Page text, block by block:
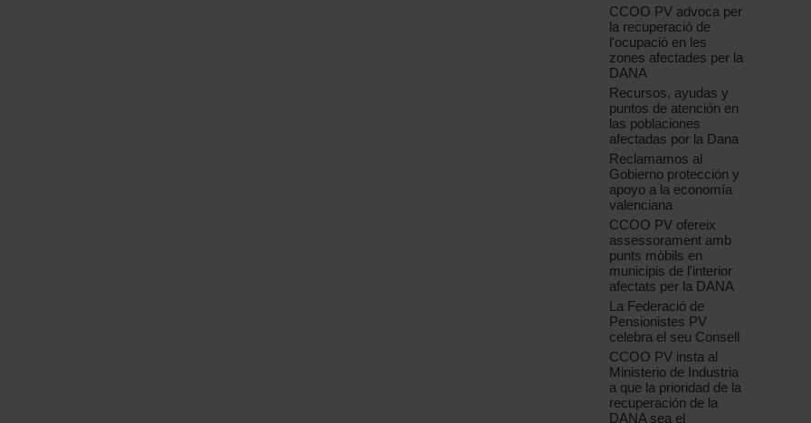
CCOO PV advoca per
la recuperació de
l'ocupació en les
zones afectades per la
DANA
Recursos, ayudas y
puntos de atención en
las poblaciones
afectadas por la Dana
Reclamamos al
Gobierno protección y
apoyo a la economía
valenciana
CCOO PV ofereix
assessorament amb
punts mòbils en
municipis de l'interior
afectats per la DANA
La Federació de
Pensionistes PV
celebra el seu Consell
CCOO PV insta al
Ministerio de Industria
a que la prioridad de la
recuperación de la
DANA sea el